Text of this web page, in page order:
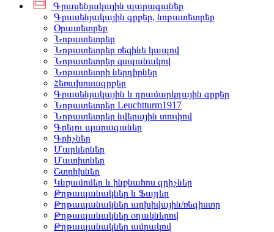
Գրասենյակային պարագաներ
Գրասենյակային գրքեր, նոթատետրեր
Օրատետրեր
Նոթատետրեր
Նոթատետրեր ռեզինե կապով
Նոթատետրեր զսպանակով
Նոթատետրի ներդիրներ
Հեռախոսագրքեր
Գրասենյակային և դրամարկղային գրքեր
Նոթատետրեր Leuchtturm1917
Նոթատետրեր նվերային տուփով
Գրելու պարագաներ
Գրիչներ
Մարկերներ
Մատիտներ
Շտրիխներ
Կնքամոմեր և ինքնահոս գրիչներ
Թղթապանակներ և Ֆայլեր
Թղթապանակներ արխիվային/ռեգիստր
Թղթապանակներ օղակներով
Թղթապանակներ ամրակով